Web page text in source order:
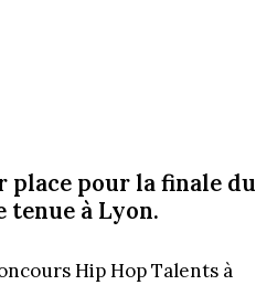
place pour la finale du
tenue à Lyon.
Hip Hop Talents à